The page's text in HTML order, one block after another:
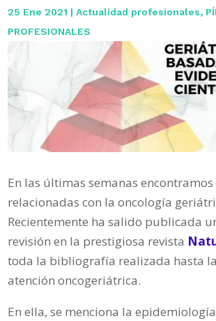
25 Ene 2021 |Actualidad profesionales,
PROFESIONALES
En las últimas semanas
relacionadas con la oncología
Recientemente ha salido publicada
revisión en la prestigiosa revista
toda la bibliografía realizada hasta
atención oncogeriátrica.
En ella, se menciona la